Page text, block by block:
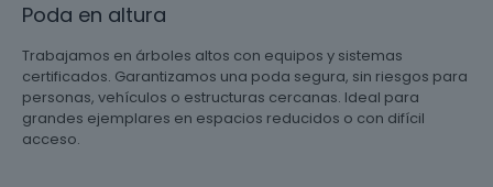
Poda en altura
Trabajamos en árboles altos con equipos y sistemas
certificados. Garantizamos una poda segura, sin riesgos para
personas, vehículos o estructuras cercanas. Ideal para
grandes ejemplares en espacios reducidos o con difícil
acceso.